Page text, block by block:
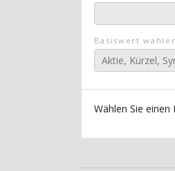
Basiswert wählen
Wählen Sie einen